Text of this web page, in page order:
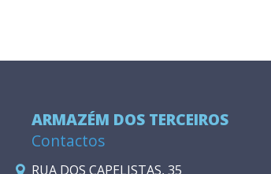
ARMAZÉM DOS TERCEIROS
Contactos
RUA DOS CAPELISTAS, 35